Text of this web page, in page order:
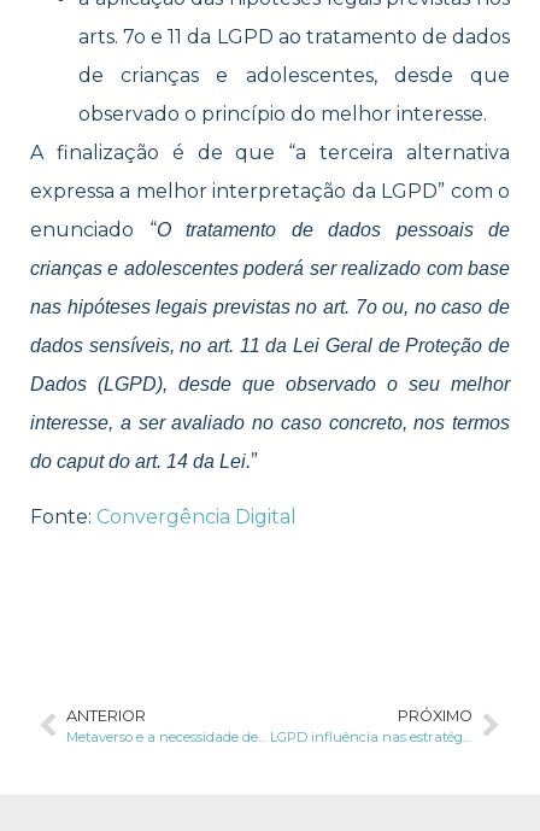
arts. 7o e 11 da LGPD ao tratamento de dados
de crianças e adolescentes, desde que
observado o princípio do melhor interesse.
A finalização é de que “a terceira alternativa
expressa a melhor interpretação da LGPD” com o
enunciado “O tratamento de dados pessoais de
crianças e adolescentes poderá ser realizado com base
nas hipóteses legais previstas no art. 7o ou, no caso de
dados sensíveis, no art. 11 da Lei Geral de Proteção de
Dados (LGPD), desde que observado o seu melhor
interesse, a ser avaliado no caso concreto, nos termos
do caput do art. 14 da Lei.”
Fonte: Convergência Digital
ANTERIOR PRÓXIMO